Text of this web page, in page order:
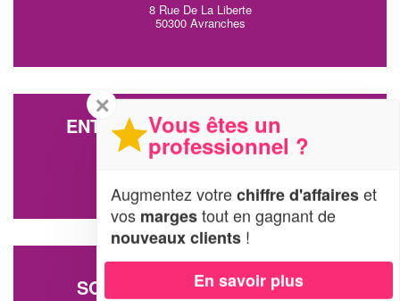
8 Rue De La Liberte
50300 Avranches
ENTREPRISE ENTREZ DANS LA
LUMIERE
50300 Avranches
SOCIÉTÉ CARPE DIEM (SAS)
✕
Vous êtes un
professionnel ?
Augmentez votrechiffre d'affaireset
vos margestout en gagnant de
nouveaux clients !
En savoir plus